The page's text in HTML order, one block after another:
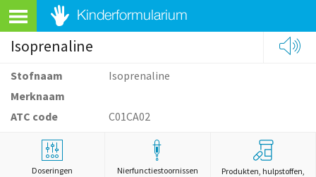
Isoprenaline
Stofnaam
Isoprenaline
Merknaam
ATC code
C01CA02
Doseringen Nierfunctiestoornissen
Produkten, hulpstoffen,